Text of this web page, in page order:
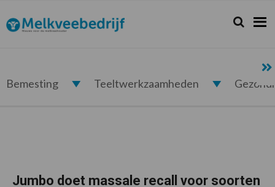
de
hoofdnavigatie
de
hoofd
de
eerste
de
voettekst
Melkveebedrijf.nl Zoeken...
Zoek
Bemesting Teeltwerkzaamheden
Jumbo doet massale recall voor soorten